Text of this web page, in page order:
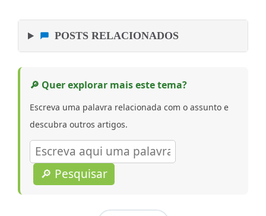
POSTS RELACIONADOS
🔎 Quer explorar mais este tema?
Escreva uma palavra relacionada com o assunto e
descubra outros artigos.
🔎 Pesquisar